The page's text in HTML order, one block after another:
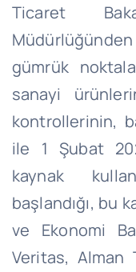
Ticaret
gümrük
sanayi
kontrollerinin,
ile 1 Şubat
kaynak
başlandığı, bu
ve Ekonomi
Veritas, Alman